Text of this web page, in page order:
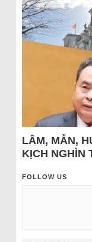
LÂM, MẪN,
KỊCH NGHÌN
FOLLOW US